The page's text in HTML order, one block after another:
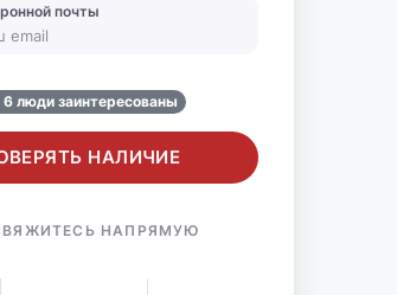
почты
6 люди заинтересованы
НАЛИЧИЕ
НАПРЯМУЮ